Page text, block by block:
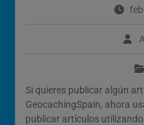
Próximo
Si quieres publicar algún
GeocachingSpain, ahora
publicar artículos utilizando